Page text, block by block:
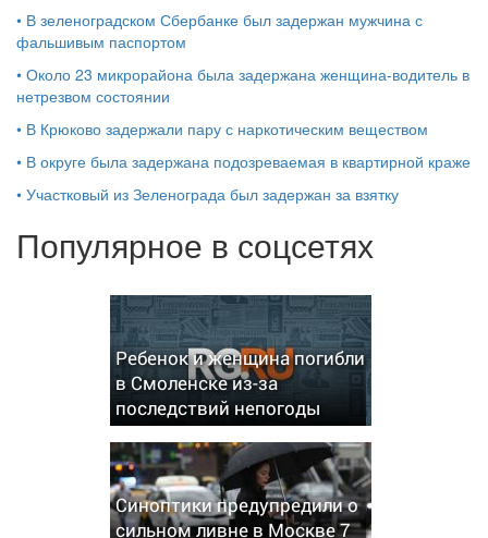
• В зеленоградском Сбербанке был задержан мужчина с
фальшивым паспортом
• Около 23 микрорайона была задержана женщина-водитель в
нетрезвом состоянии
• В Крюково задержали пару с наркотическим веществом
• В округе была задержана подозреваемая в квартирной краже
• Участковый из Зеленограда был задержан за взятку
Популярное в соцсетях
Ребенок и женщина погибли
в Смоленске из-за
последствий непогоды
Синоптики предупредили о
сильном ливне в Москве 7